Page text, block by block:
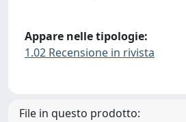
Appare nelle tipologie:
1.02 Recensione in rivista
File in questo prodotto: